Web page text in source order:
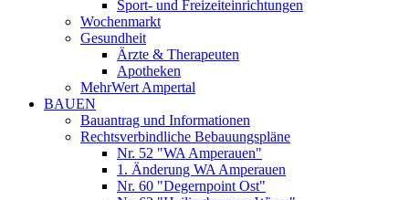
Sport- und Freizeiteinrichtungen
Wochenmarkt
Gesundheit
Ärzte & Therapeuten
Apotheken
MehrWert Ampertal
BAUEN
Bauantrag und Informationen
Rechtsverbindliche Bebauungspläne
Nr. 52 "WA Amperauen"
1. Änderung WA Amperauen
Nr. 60 "Degernpoint Ost"